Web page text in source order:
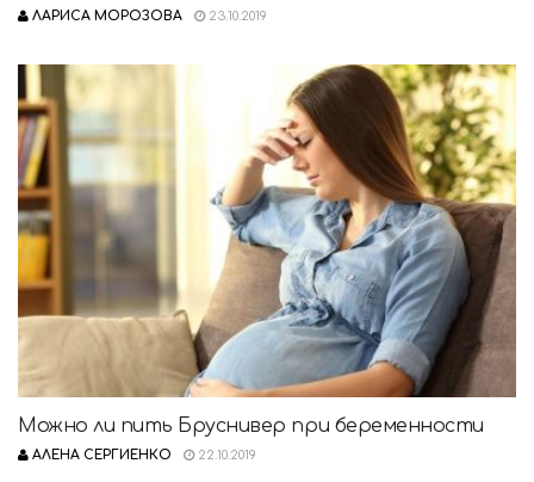
ЛАРИСА МОРОЗОВА 23.10.2019
Можно ли пить Бруснивер при беременности
АЛЕНА СЕРГИЕНКО 22.10.2019